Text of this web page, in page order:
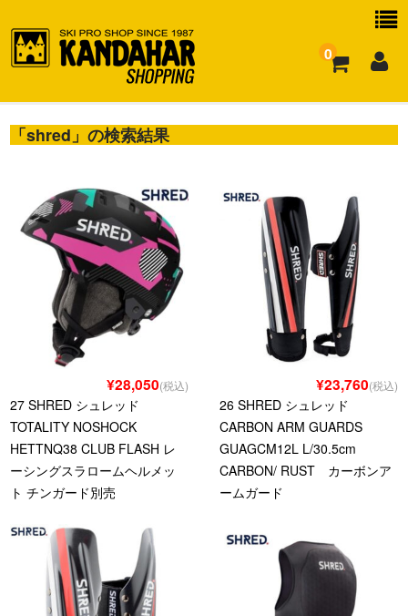
0
お買い物ガイド
「shred 」の検索結果
¥28,050(税込)
27 SHRED シュレッド
TOTALITY NOSHOCK
HETTNQ38 CLUB FLASH レ
ーシングスラロームヘルメッ
ト チンガード別売
¥23,760(税込)
26 SHRED シュレッド
CARBON ARM GUARDS
GUAGCM12L L/30.5cm
CARBON/ RUST カーボンア
ームガード